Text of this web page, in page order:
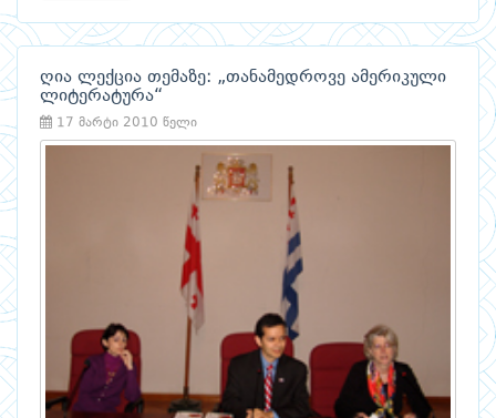
ღია ლექცია თემაზე: „თანამედროვე ამერიკული
ლიტერატურა“
17 მარტი 2010 წელი